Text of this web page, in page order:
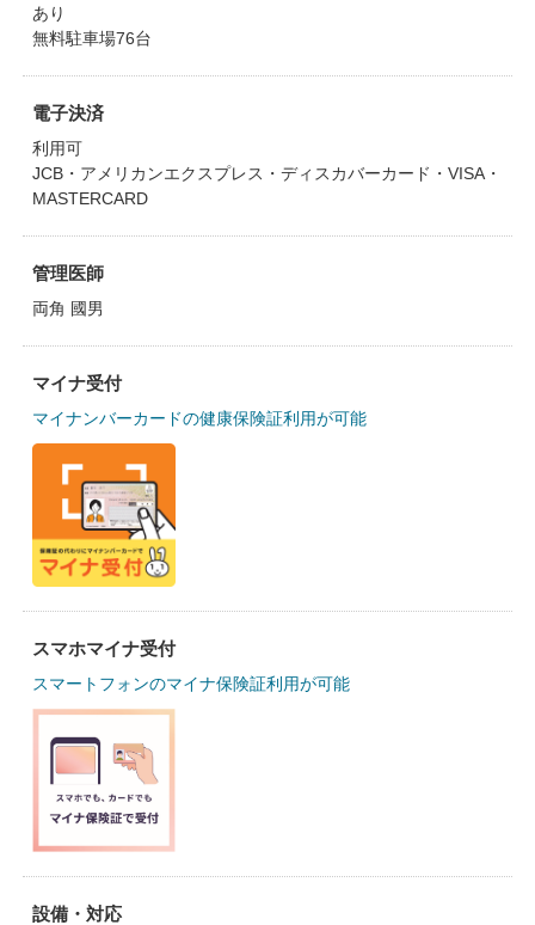
あり
無料駐車場76台
電子決済
利用可
JCB・アメリカンエクスプレス・ディスカバーカード・VISA・
MASTERCARD
管理医師
両角 國男
マイナ受付
マイナンバーカードの健康保険証利用が可能
スマホマイナ受付
スマートフォンのマイナ保険証利用が可能
設備・対応